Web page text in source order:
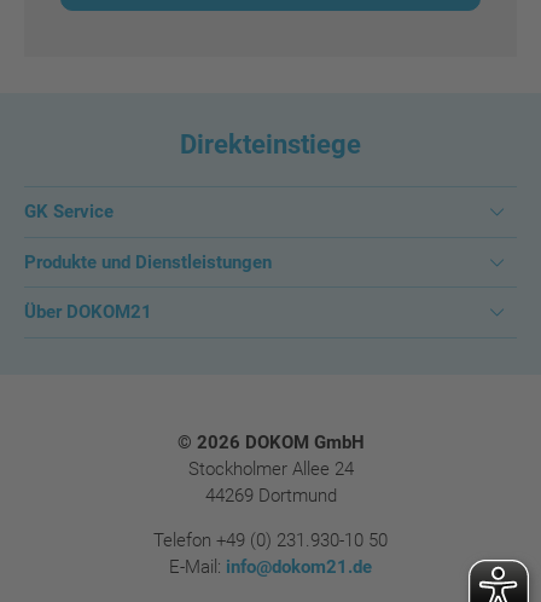
Direkteinstiege
GK Service
Produkte und Dienstleistungen
Über DOKOM21
Footer
© 2026 DOKOM GmbH
Stockholmer Allee 24
44269 Dortmund
Telefon +49 (0) 231.930-10 50
E-Mail: info@dokom21.de